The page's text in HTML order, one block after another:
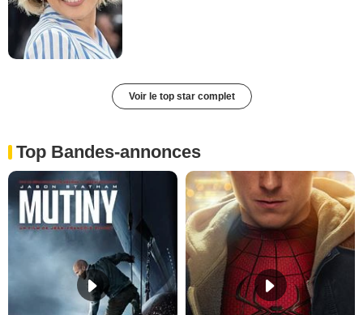
Voir le top star complet
Top Bandes-annonces